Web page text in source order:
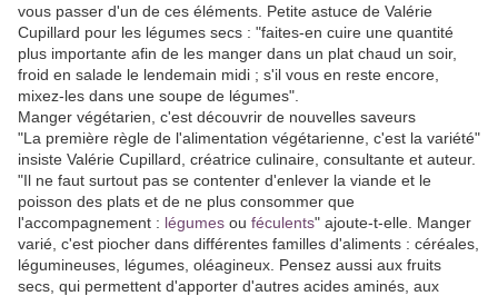
vous passer d'un de ces éléments. Petite astuce de Valérie
Cupillard pour les légumes secs : "faites-en cuire une quantité
plus importante afin de les manger dans un plat chaud un soir,
froid en salade le lendemain midi ; s'il vous en reste encore,
mixez-les dans une soupe de légumes".
Manger végétarien, c'est découvrir de nouvelles saveurs
"La première règle de l'alimentation végétarienne, c'est la variété"
insiste Valérie Cupillard, créatrice culinaire, consultante et auteur.
"Il ne faut surtout pas se contenter d'enlever la viande et le
poisson des plats et de ne plus consommer que
l'accompagnement : légumes ou féculents" ajoute-t-elle. Manger
varié, c'est piocher dans différentes familles d'aliments : céréales,
légumineuses, légumes, oléagineux. Pensez aussi aux fruits
secs, qui permettent d'apporter d'autres acides aminés, aux